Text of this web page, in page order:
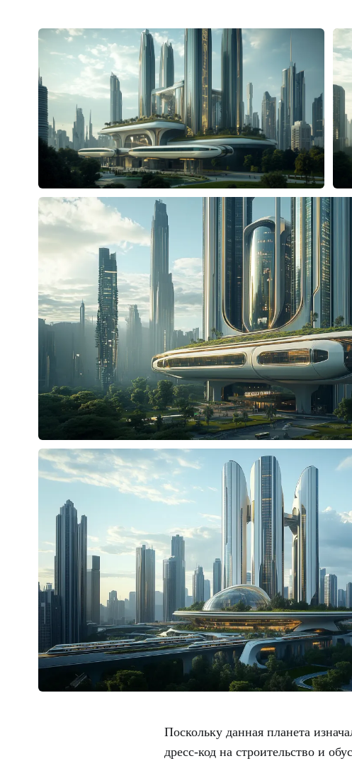
Поскольку данная планета
дресс-код на строительство и